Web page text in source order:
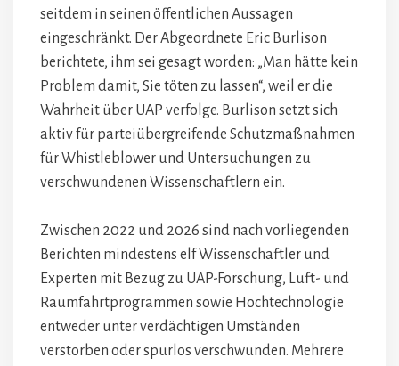
seitdem in seinen öffentlichen Aussagen
eingeschränkt. Der Abgeordnete Eric Burlison
berichtete, ihm sei gesagt worden: „Man hätte kein
Problem damit, Sie töten zu lassen“, weil er die
Wahrheit über UAP verfolge. Burlison setzt sich
aktiv für parteiübergreifende Schutzmaßnahmen
für Whistleblower und Untersuchungen zu
verschwundenen Wissenschaftlern ein.
Zwischen 2022 und 2026 sind nach vorliegenden
Berichten mindestens elf Wissenschaftler und
Experten mit Bezug zu UAP-Forschung, Luft- und
Raumfahrtprogrammen sowie Hochtechnologie
entweder unter verdächtigen Umständen
verstorben oder spurlos verschwunden. Mehrere